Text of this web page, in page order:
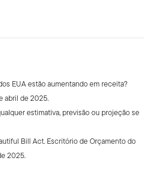
EUA estão aumentando em receita?
abril de 2025.
estimativa, previsão ou projeção se
Bill Act. Escritório de Orçamento do
2025.